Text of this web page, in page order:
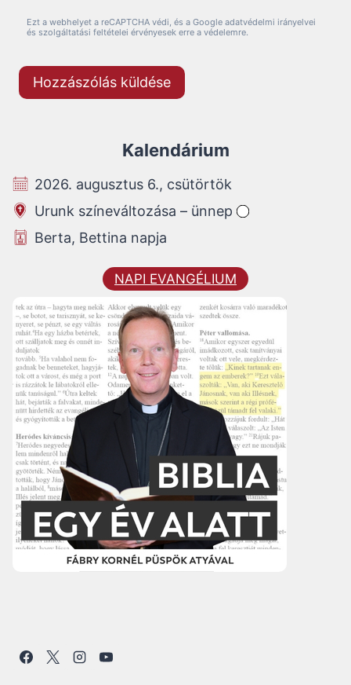
Ezt a webhelyet a reCAPTCHA védi, és a Google adatvédelmi irányelvei
és szolgáltatási feltételei érvényesek erre a védelemre.
Kalendárium
2026. augusztus 6., csütörtök
Urunk színeváltozása – ünnep
Berta, Bettina napja
NAPI EVANGÉLIUM